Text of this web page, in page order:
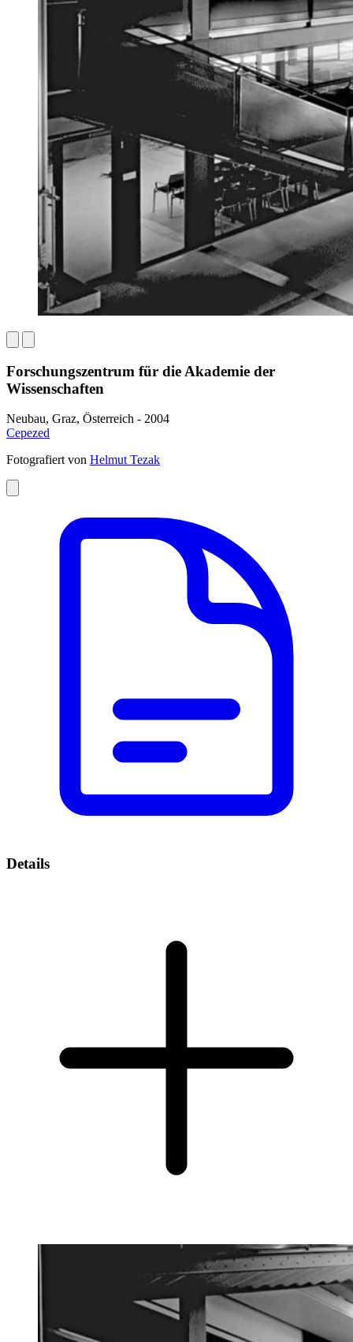
Forschungszentrum für die Akademie der
Wissenschaften
Neubau, Graz, Österreich - 2004
Cepezed
Fotografiert von Helmut Tezak
Details